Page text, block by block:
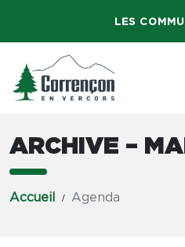
LES
ARCHIVE –
Accueil Agenda